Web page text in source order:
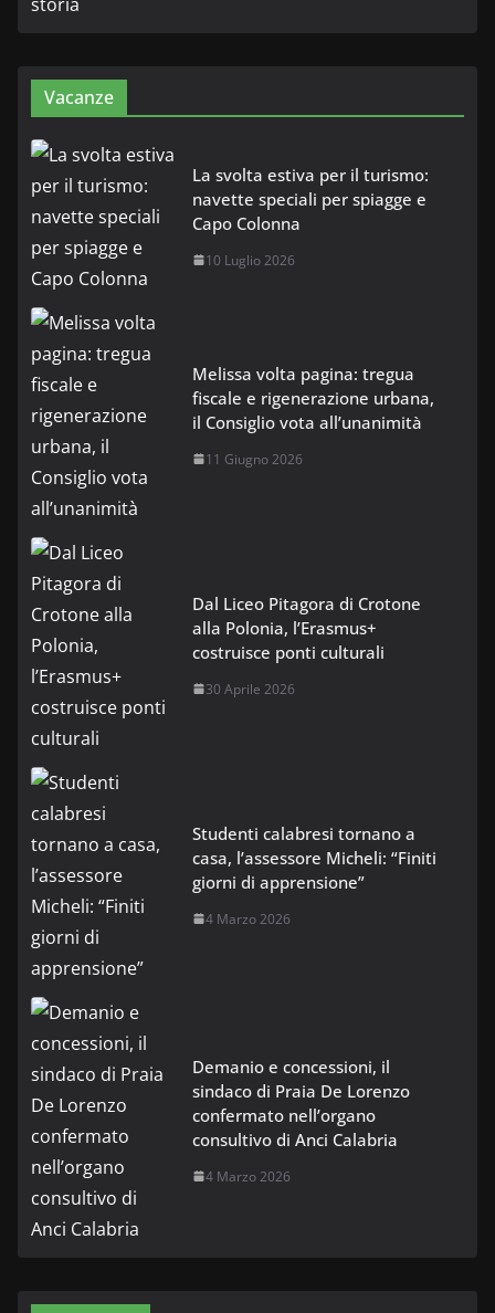
Vacanze
La svolta estiva per il turismo:
navette speciali per spiagge e
Capo Colonna
10 Luglio 2026
Melissa volta pagina: tregua
fiscale e rigenerazione urbana,
il Consiglio vota all’unanimità
11 Giugno 2026
Dal Liceo Pitagora di Crotone
alla Polonia, l’Erasmus+
costruisce ponti culturali
30 Aprile 2026
Studenti calabresi tornano a
casa, l’assessore Micheli: “Finiti
giorni di apprensione”
4 Marzo 2026
Demanio e concessioni, il
sindaco di Praia De Lorenzo
confermato nell’organo
consultivo di Anci Calabria
4 Marzo 2026